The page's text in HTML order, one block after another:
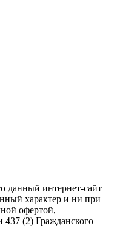
данный интернет-сайт
характер и ни при
офертой,
(2) Гражданского